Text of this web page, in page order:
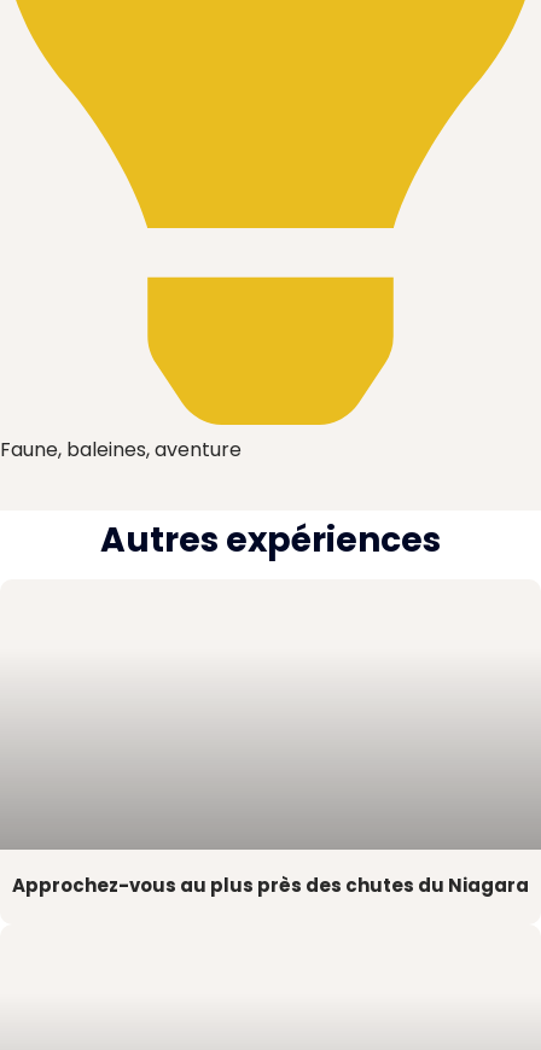
Faune, baleines, aventure
Autres expériences
Approchez-vous au plus près des chutes du Niagara